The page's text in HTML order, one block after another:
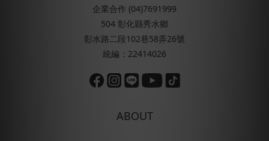
企業合作 (04)7691999
504 彰化縣秀水鄉
彰水路二段102巷58弄26號
統編：22414026
ABOUT